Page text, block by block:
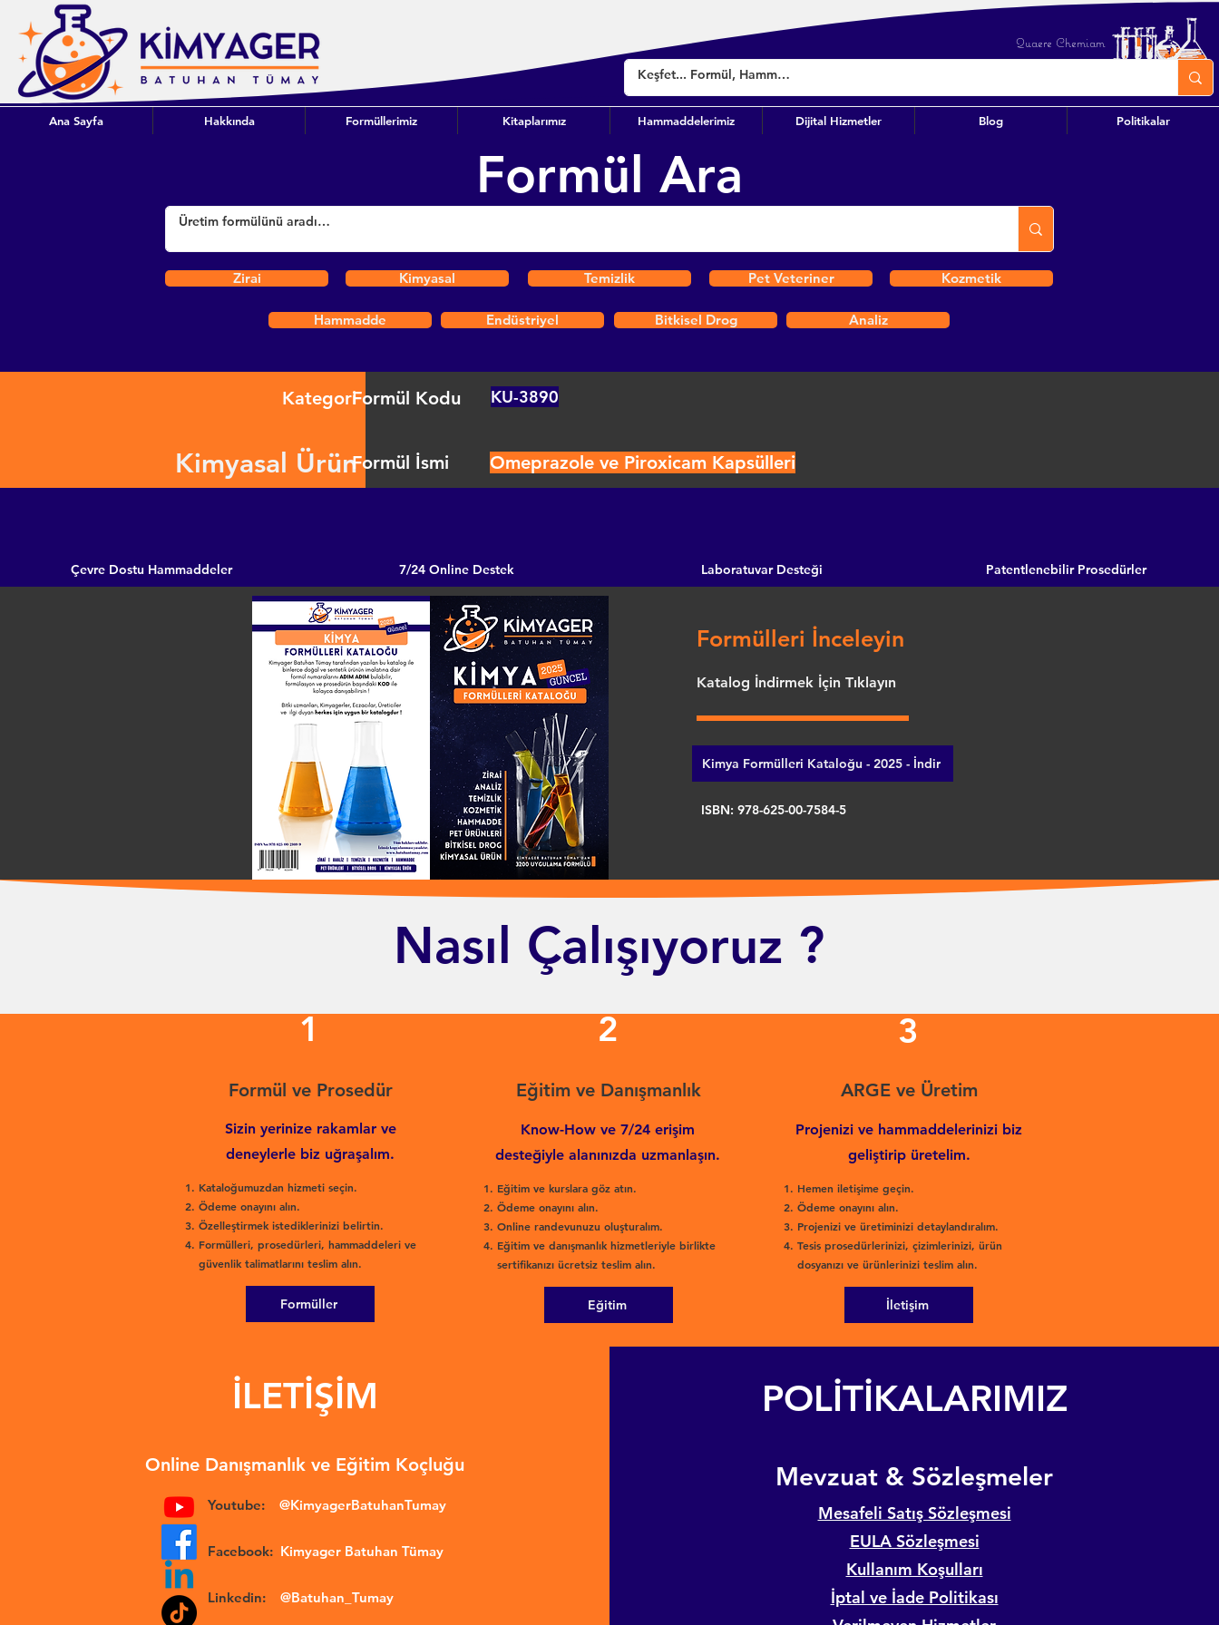
Quaere Chemiam
Ana Sayfa Hakkında Formüllerimiz Kitaplarımız Hammaddelerimiz Dijital Hizmetler Blog Politikalar
Formül Ara
Zirai Kimyasal Temizlik Pet Veteriner Kozmetik
Hammadde Endüstriyel Bitkisel Drog Analiz
Kategori
Kimyasal Ürün
Formül Kodu KU-3890
Formül İsmi Omeprazole ve Piroxicam Kapsülleri
Çevre Dostu Hammaddeler 7/24 Online Destek Laboratuvar Desteği Patentlenebilir Prosedürler
Formülleri İnceleyin
Katalog İndirmek İçin Tıklayın
Kimya Formülleri Kataloğu - 2025 - İndir
ISBN: 978-625-00-7584-5
Nasıl Çalışıyoruz ?
1
Formül ve Prosedür
Sizin yerinize rakamlar ve
deneylerle biz uğraşalım.
Kataloğumuzdan hizmeti seçin.
Ödeme onayını alın.
Özelleştirmek istediklerinizi belirtin.
Formülleri, prosedürleri, hammaddeleri ve
güvenlik talimatlarını teslim alın.
Formüller
2
Eğitim ve Danışmanlık
Know-How ve 7/24 erişim
desteğiyle alanınızda uzmanlaşın.
Eğitim ve kurslara göz atın.
Ödeme onayını alın.
Online randevunuzu oluşturalım.
Eğitim ve danışmanlık hizmetleriyle birlikte
sertifikanızı ücretsiz teslim alın.
Eğitim
3
ARGE ve Üretim
Hemen iletişime geçin.
Ödeme onayını alın.
Projenizi ve üretiminizi detaylandıralım.
Tesis prosedürlerinizi, çizimlerinizi, ürün
dosyanızı ve ürünlerinizi teslim alın.
Projenizi ve hammaddelerinizi biz
geliştirip üretelim.
İletişim
İLETİŞİM
Online Danışmanlık ve Eğitim Koçluğu
Youtube: @KimyagerBatuhanTumay
Facebook: Kimyager Batuhan Tümay
Linkedin: @Batuhan_Tumay
POLİTİKALARIMIZ
​Mevzuat & Sözleşmeler
Mesafeli Satış Sözleşmesi
EULA Sözleşmesi
Kullanım Koşulları
İptal ve İade Politikası